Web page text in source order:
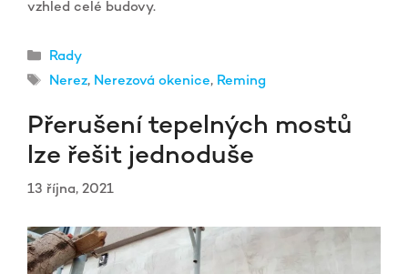
vzhled celé budovy.
Rubriky
Rady
Štítky
Nerez, Nerezová okenice, Reming
Přerušení tepelných mostů
lze řešit jednoduše
13 října, 2021